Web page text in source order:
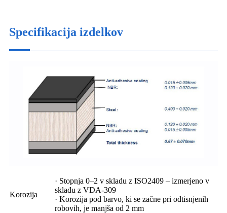
Specifikacija izdelkov
Korozija
· Stopnja 0–2 v skladu z ISO2409 – izmerjeno v
skladu z VDA-309
· Korozija pod barvo, ki se začne pri odtisnjenih
robovih, je manjša od 2 mm